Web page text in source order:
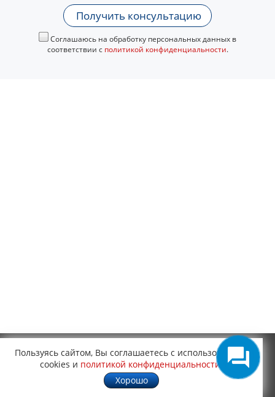
Получить консультацию
Соглашаюсь на обработку персональных данных в
соответствии с политикой конфиденциальности.
О КОМПАНИИ
Пользуясь сайтом, Вы соглашаетесь с использованием
cookies и политикой конфиденциальности
Хорошо